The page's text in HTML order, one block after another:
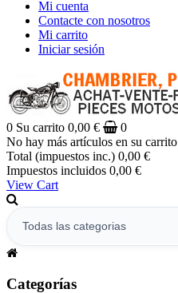
Mi cuenta
Contacte con nosotros
Mi carrito
Iniciar sesión
0 Su carrito 0,00 €
0
No hay más artículos en su carrito
Total (impuestos inc.) 0,00 €
Impuestos incluidos 0,00 €
View Cart
Categorías